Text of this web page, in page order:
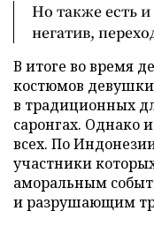
Но также есть и
негатив,
В итоге во время
костюмов
в традиционных
саронгах. Однако
всех. По
участники
аморальным
и разрушающим